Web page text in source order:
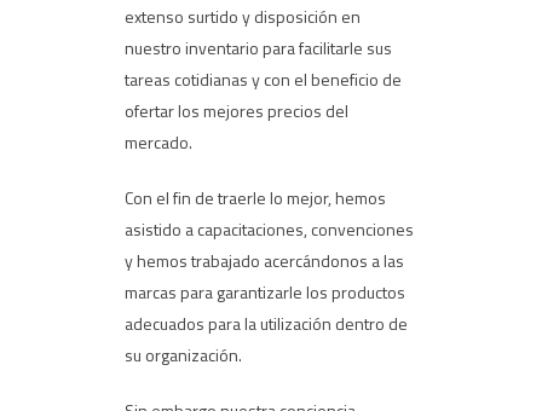
extenso surtido y disposición en
nuestro inventario para facilitarle sus
tareas cotidianas y con el beneficio de
ofertar los mejores precios del
mercado.
Con el fin de traerle lo mejor, hemos
asistido a capacitaciones, convenciones
y hemos trabajado acercándonos a las
marcas para garantizarle los productos
adecuados para la utilización dentro de
su organización.